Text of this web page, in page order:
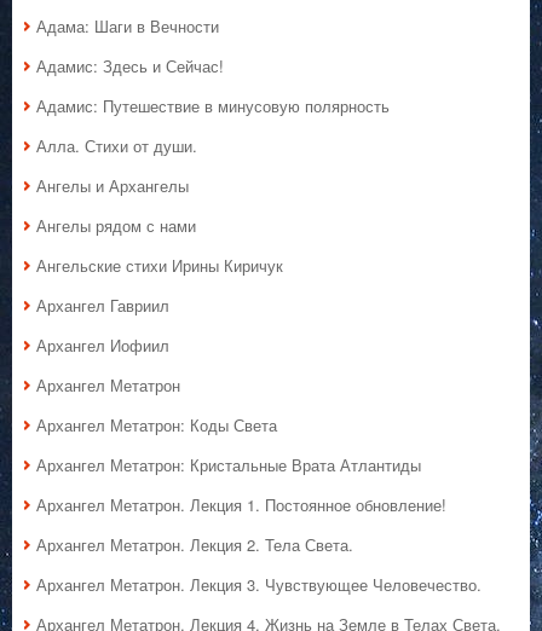
Адама: Шаги в Вечности
Адамис: Здесь и Сейчас!
Адамис: Путешествие в минусовую полярность
Алла. Стихи от души.
Ангелы и Архангелы
Ангелы рядом с нами
Ангельские стихи Ирины Киричук
Архангел Гавриил
Архангел Иофиил
Архангел Метатрон
Архангел Метатрон: Коды Света
Архангел Метатрон: Кристальные Врата Атлантиды
Архангел Метатрон. Лекция 1. Постоянное обновление!
Архангел Метатрон. Лекция 2. Тела Света.
Архангел Метатрон. Лекция 3. Чувствующее Человечество.
Архангел Метатрон. Лекция 4. Жизнь на Земле в Телах Света.